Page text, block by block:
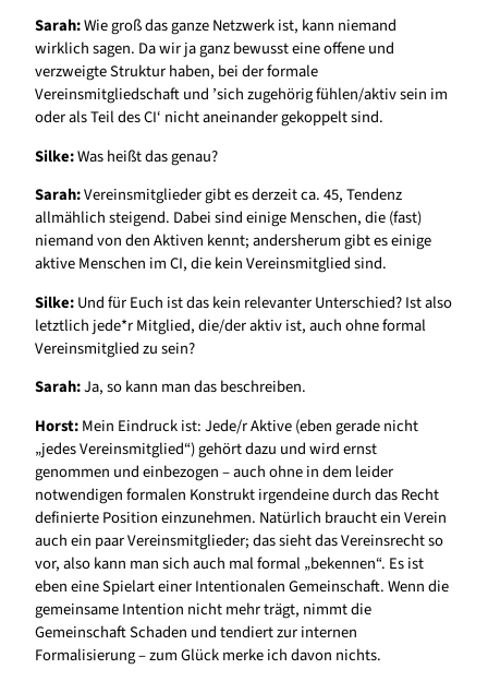
Sarah:Wie groß das ganze Netzwerk ist, kann niemand
wirklich sagen. Da wir ja ganz bewusst eine offene und
verzweigte Struktur haben, bei der formale
Vereinsmitgliedschaft und ’sich zugehörig fühlen/aktiv sein im
oder als Teil des CI‘ nicht aneinander gekoppelt sind.
Silke:Was heißt das genau?
Sarah:Vereinsmitglieder gibt es derzeit ca. 45, Tendenz
allmählich steigend. Dabei sind einige Menschen, die (fast)
niemand von den Aktiven kennt; andersherum gibt es einige
aktive Menschen im CI, die kein Vereinsmitglied sind.
Silke:Und für Euch ist das kein relevanter Unterschied? Ist also
letztlich jede*r Mitglied, die/der aktiv ist, auch ohne formal
Vereinsmitglied zu sein?
Sarah:Ja, so kann man das beschreiben.
Horst:Mein Eindruck ist: Jede/r Aktive (eben gerade nicht
„jedes Vereinsmitglied“) gehört dazu und wird ernst
genommen und einbezogen – auch ohne in dem leider
notwendigen formalen Konstrukt irgendeine durch das Recht
definierte Position einzunehmen. Natürlich braucht ein Verein
auch ein paar Vereinsmitglieder; das sieht das Vereinsrecht so
vor, also kann man sich auch mal formal „bekennen“. Es ist
eben eine Spielart einer Intentionalen Gemeinschaft. Wenn die
gemeinsame Intention nicht mehr trägt, nimmt die
Gemeinschaft Schaden und tendiert zur internen
Formalisierung – zum Glück merke ich davon nichts.